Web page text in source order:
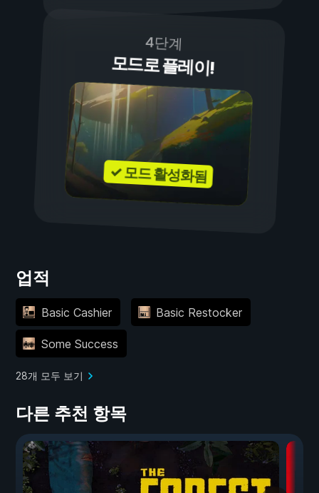
4단계
모드로 플레이!
✓ 모드 활성화됨
업적
Basic Cashier Basic Restocker
Some Success
28개 모두 보기
다른 추천 항목